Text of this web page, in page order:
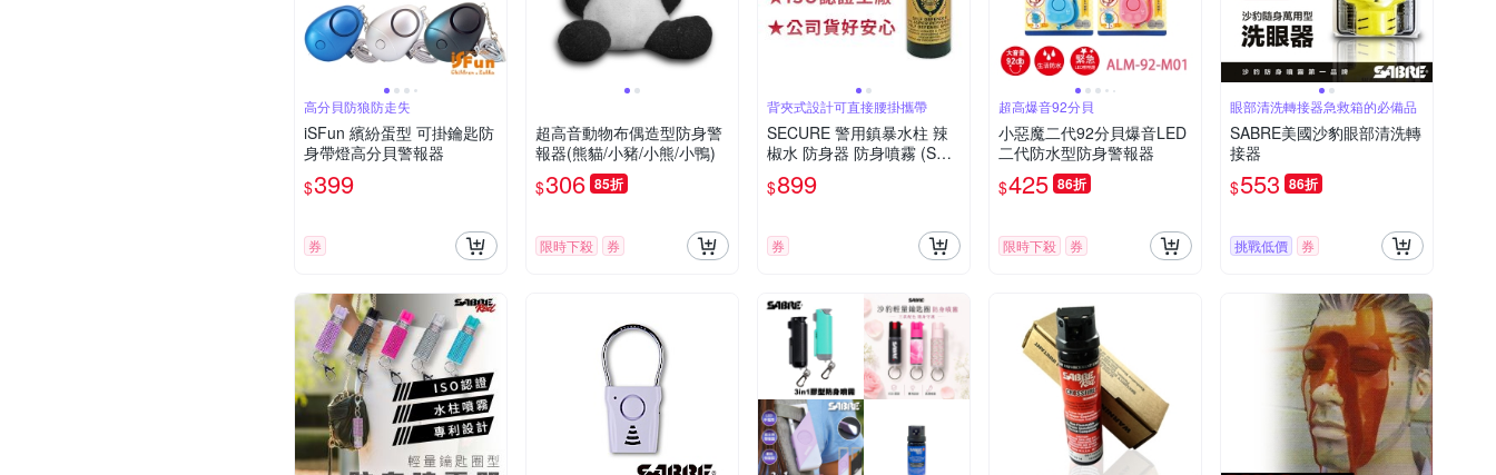
高分貝防狼防走失
iSFun 繽紛蛋型 可掛鑰匙防
身帶燈高分貝警報器
$399
券
超高音動物布偶造型防身警
報器(熊貓/小豬/小熊/小鴨)
$306 85折
限時下殺 券
背夾式設計可直接腰掛攜帶
SECURE 警用鎮暴水柱 辣
椒水 防身器 防身噴霧 (SE-1
060G 背夾款) 台灣製
$899
券
超高爆音92分貝
小惡魔二代92分貝爆音LED
二代防水型防身警報器
$425 86折
限時下殺 券
眼部清洗轉接器急救箱的必備品
SABRE美國沙豹眼部清洗轉
接器
$553 86折
挑戰低價 券